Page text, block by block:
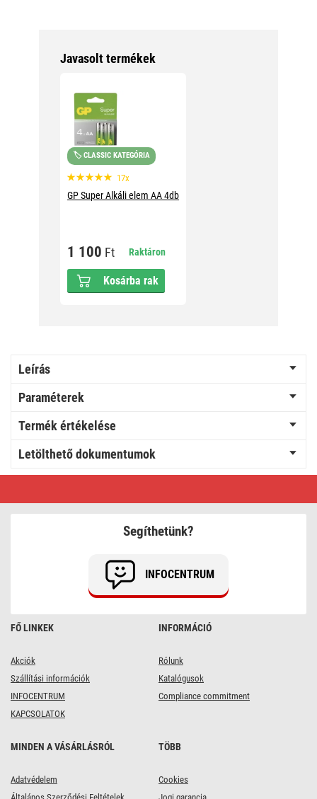
Javasolt termékek
🏷️ CLASSIC KATEGÓRIA
17x
GP Super Alkáli elem AA 4db
1 100 Ft Raktáron
Kosárba rak
Leírás
Paraméterek
Termék értékelése
Letölthető dokumentumok
nano
FŐ LINKEK
Akciók
Szállítási információk
INFOCENTRUM
KAPCSOLATOK
INFORMÁCIÓ
Rólunk
Katalógusok
Compliance commitment
MINDEN A VÁSÁRLÁSRÓL
Adatvédelem
TÖBB
Cookies
Segíthetünk?
INFOCENTRUM